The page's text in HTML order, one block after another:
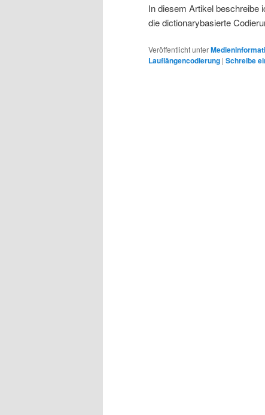
In diesem Artikel beschreibe
die dictionarybasierte
Veröffentlicht unter
Lauflängencodierung | Schreibe